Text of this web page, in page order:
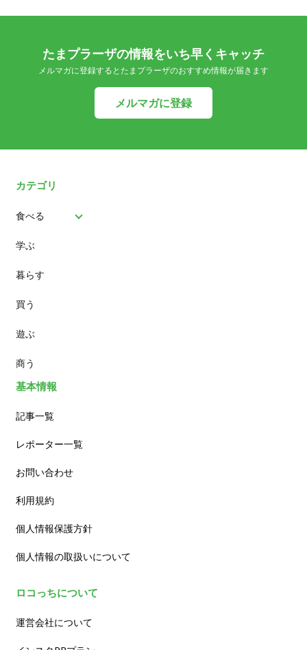
たまプラーザの情報をいち早くキャッチ
メルマガに登録するとたまプラーザのおすすめ情報が届きます
メルマガに登録
カテゴリ
食べる
パン
スイーツ
ランチ
カフェ
学ぶ
暮らす
買う
遊ぶ
商う
基本情報
記事一覧
レポーター一覧
お問い合わせ
利用規約
個人情報保護方針
個人情報の取扱いについて
ロコっちについて
運営会社について